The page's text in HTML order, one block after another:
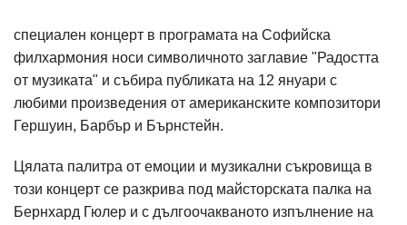
специален концерт в програмата на Софийска
филхармония носи символичното заглавие "Радостта
от музиката" и събира публиката на 12 януари с
любими произведения от американските композитори
Гершуин, Барбър и Бърнстейн.
Цялата палитра от емоции и музикални съкровища в
този концерт се разкрива под майсторската палка на
Бернхард Гюлер и с дългоочакваното изпълнение на